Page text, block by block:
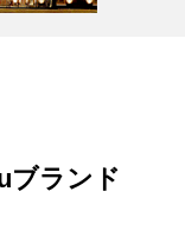
ブランド